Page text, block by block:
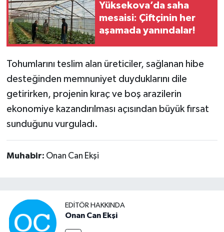
Yüksekova’da saha
mesaisi: Çiftçinin her
aşamada yanındalar!
Tohumlarını teslim alan üreticiler, sağlanan hibe
desteğinden memnuniyet duyduklarını dile
getirirken, projenin kıraç ve boş arazilerin
ekonomiye kazandırılması açısından büyük fırsat
sunduğunu vurguladı.
Muhabir: Onan Can Ekşi
EDITÖR HAKKINDA
Onan Can Ekşi